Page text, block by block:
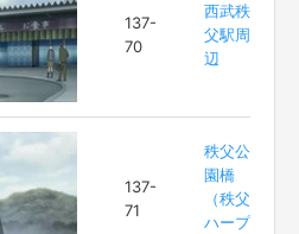
137-
70
西武秩
父駅周
辺
137-
71
秩父公
園橋
（秩父
ハープ